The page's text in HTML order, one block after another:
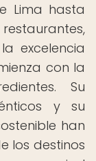
Lima hasta
excelencia
con la
Su
y su
han
los destinos